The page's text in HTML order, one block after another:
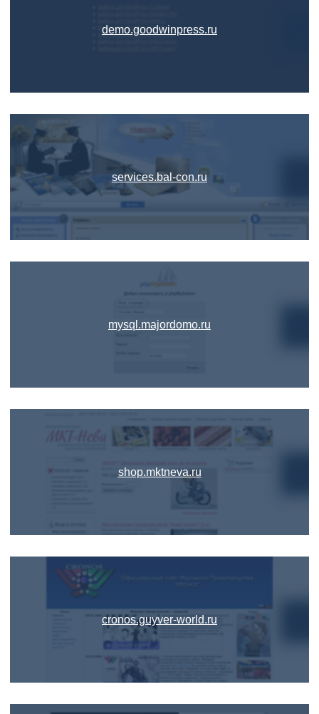
demo.goodwinpress.ru
services.bal-con.ru
mysql.majordomo.ru
shop.mktneva.ru
cronos.guyver-world.ru